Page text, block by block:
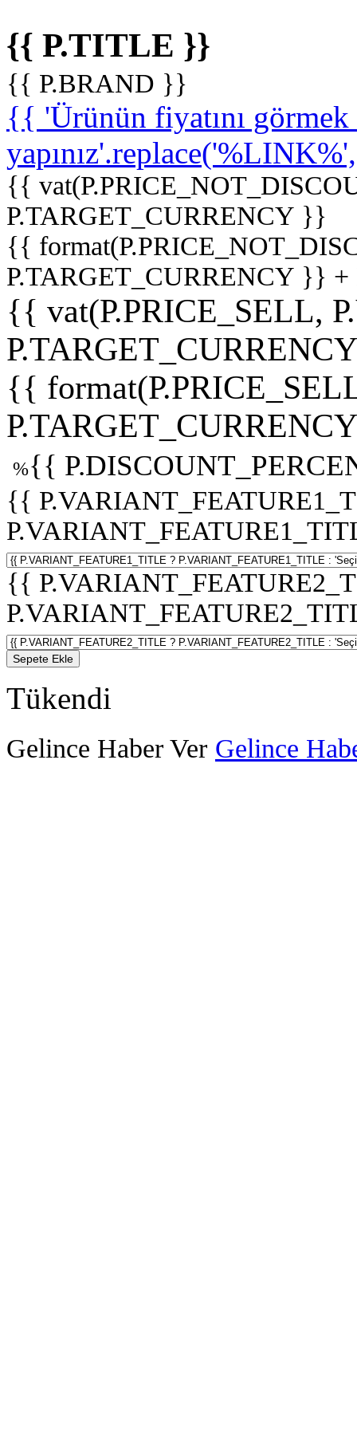
{{ P.TITLE }}
{{ P.BRAND }}
{{ 'Ürünün fiyatını
{{
P.TARGET_CURRENCY }}
{{
P.TARGET_CURRENCY }}
{{ vat(P.PRICE_SELL,
{{
%{{
{{
{{
Sepete Ekle
Tükendi
Gelince Haber Ver Gelince